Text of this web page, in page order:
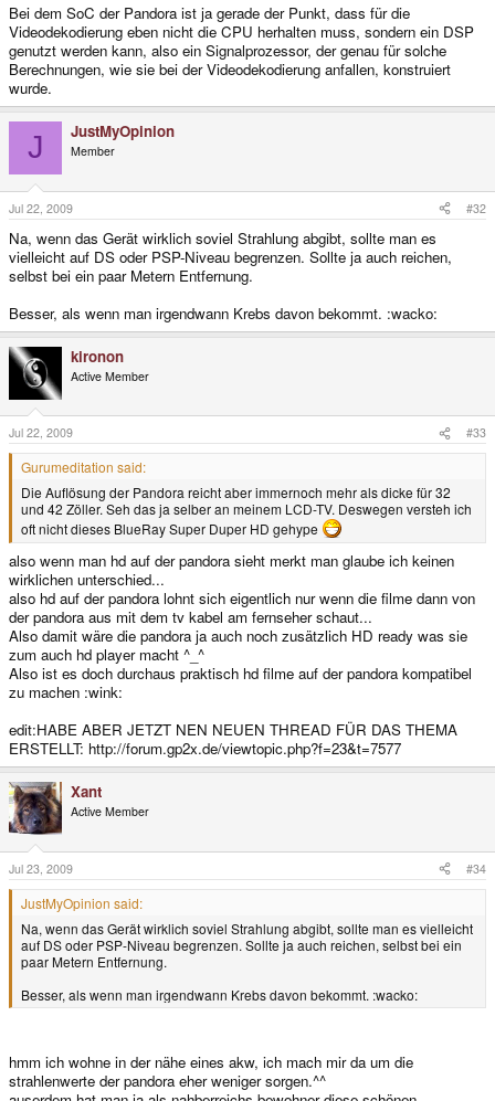
Bei dem SoC der Pandora ist ja gerade der Punkt, dass für die
Videodekodierung eben nicht die CPU herhalten muss, sondern ein DSP
genutzt werden kann, also ein Signalprozessor, der genau für solche
Berechnungen, wie sie bei der Videodekodierung anfallen, konstruiert
wurde.
J JustMyOpinion
Member
Jul 22, 2009 #32
Na, wenn das Gerät wirklich soviel Strahlung abgibt, sollte man es
vielleicht auf DS oder PSP-Niveau begrenzen. Sollte ja auch reichen,
selbst bei ein paar Metern Entfernung.
Besser, als wenn man irgendwann Krebs davon bekommt. :wacko:
kironon
Active Member
Jul 22, 2009 #33
Gurumeditation said:
Die Auflösung der Pandora reicht aber immernoch mehr als dicke für 32
und 42 Zöller. Seh das ja selber an meinem LCD-TV. Deswegen versteh ich
oft nicht dieses BlueRay Super Duper HD gehype
also wenn man hd auf der pandora sieht merkt man glaube ich keinen
wirklichen unterschied...
also hd auf der pandora lohnt sich eigentlich nur wenn die filme dann von
der pandora aus mit dem tv kabel am fernseher schaut...
Also damit wäre die pandora ja auch noch zusätzlich HD ready was sie
zum auch hd player macht ^_^
Also ist es doch durchaus praktisch hd filme auf der pandora kompatibel
zu machen :wink:
edit:HABE ABER JETZT NEN NEUEN THREAD FÜR DAS THEMA
ERSTELLT: http://forum.gp2x.de/viewtopic.php?f=23&t=7577
Xant
Active Member
Jul 23, 2009 #34
JustMyOpinion said:
Na, wenn das Gerät wirklich soviel Strahlung abgibt, sollte man es vielleicht
auf DS oder PSP-Niveau begrenzen. Sollte ja auch reichen, selbst bei ein
paar Metern Entfernung.
Besser, als wenn man irgendwann Krebs davon bekommt. :wacko:
hmm ich wohne in der nähe eines akw, ich mach mir da um die
strahlenwerte der pandora eher weniger sorgen.^^